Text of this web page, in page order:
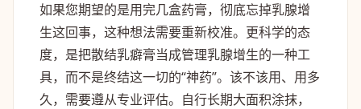
如果您期望的是用完几盒药膏，彻底忘掉乳腺增
生这回事，这种想法需要重新校准。更科学的态
度，是把散结乳癖膏当成管理乳腺增生的一种工
具，而不是终结这一切的“神药”。该不该用、用多
久，需要遵从专业评估。自行长期大面积涂抹，